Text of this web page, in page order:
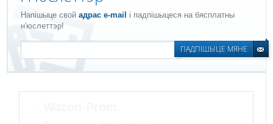
Напішыце свойадрас e-mail
і падпішыцеся на бясплатны
н'юслеттэр!
ПАДПІШЫЦЕ МЯНЕ